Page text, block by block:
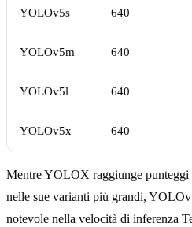
YOLOv5s 640
YOLOv5m 640
YOLOv5l 640
YOLOv5x 640
Mentre YOLOX raggiunge punteggi
nelle sue varianti più grandi,
notevole nella velocità di inferenza